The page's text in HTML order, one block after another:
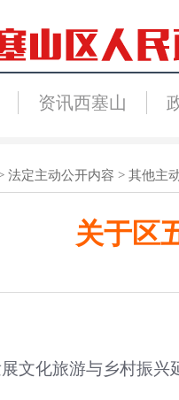
资讯西塞山
法定主动公开内容 > 其他主
关于区
文化旅游与乡村振兴